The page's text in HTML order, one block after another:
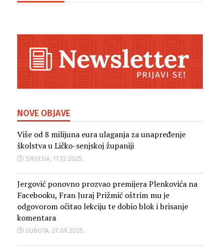
NOVE OBJAVE
Više od 8 milijuna eura ulaganja za unapređenje
školstva u Ličko-senjskoj županiji
SRIJEDA, 17.12.2025.
Jergović ponovno prozvao premijera Plenkovića na
Facebooku, Fran Juraj Prižmić oštrim mu je
odgovorom očitao lekciju te dobio blok i brisanje
komentara
SUBOTA, 27.09.2025.